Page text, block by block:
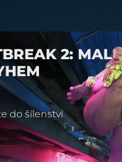
2: MALL
do šílenství